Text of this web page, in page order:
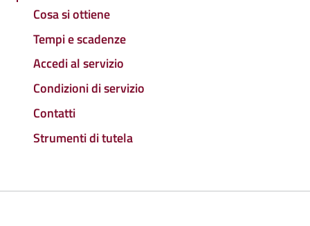
Cosa si ottiene
Tempi e scadenze
Accedi al servizio
Condizioni di servizio
Contatti
Strumenti di tutela